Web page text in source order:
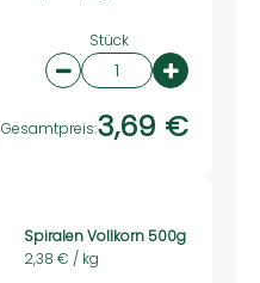
Stück
Artikelanzahl
Gesamtpreis:3,69 €
Spiralen Vollkorn 500g
2,38 € / kg